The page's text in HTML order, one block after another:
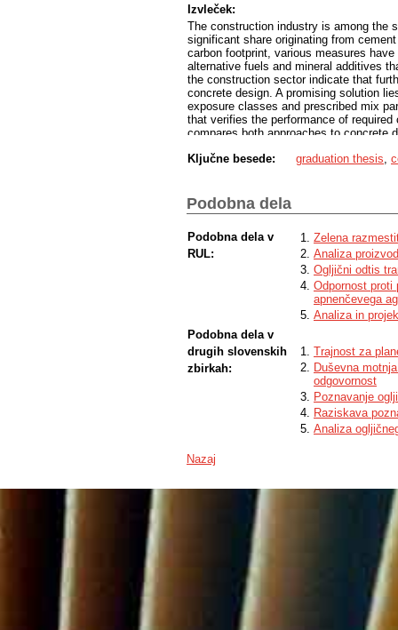
Izvleček:
The construction industry is among the
significant share originating from
carbon footprint, various measures
alternative fuels and mineral additives
the construction sector indicate that
concrete design. A promising solution
exposure classes and prescribed mix
that verifies the performance of
compares both approaches to concrete
rheological properties of fresh
compared to a reference concrete
the current standard, which is based on
Ključne besede: graduation thesis
Podobna dela
Podobna dela v
RUL:
Zelena
Analiza
Ogljični odtis
Odpornost proti
apnenčevega
Analiza in
Podobna dela v
drugih slovenskih
zbirkah:
Trajnost za
Duševna
odgovornost
Poznavanje
Raziskava
Analiza
Nazaj